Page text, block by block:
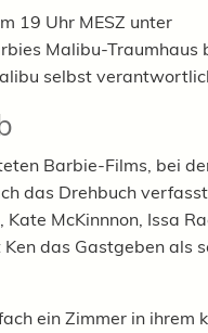
19 Uhr MESZ unter
Malibu-Traumhaus
selbst
Barbie-Films, bei
das Drehbuch
McKinnnon, Issa
das Gastgeben als
ein Zimmer in ihrem